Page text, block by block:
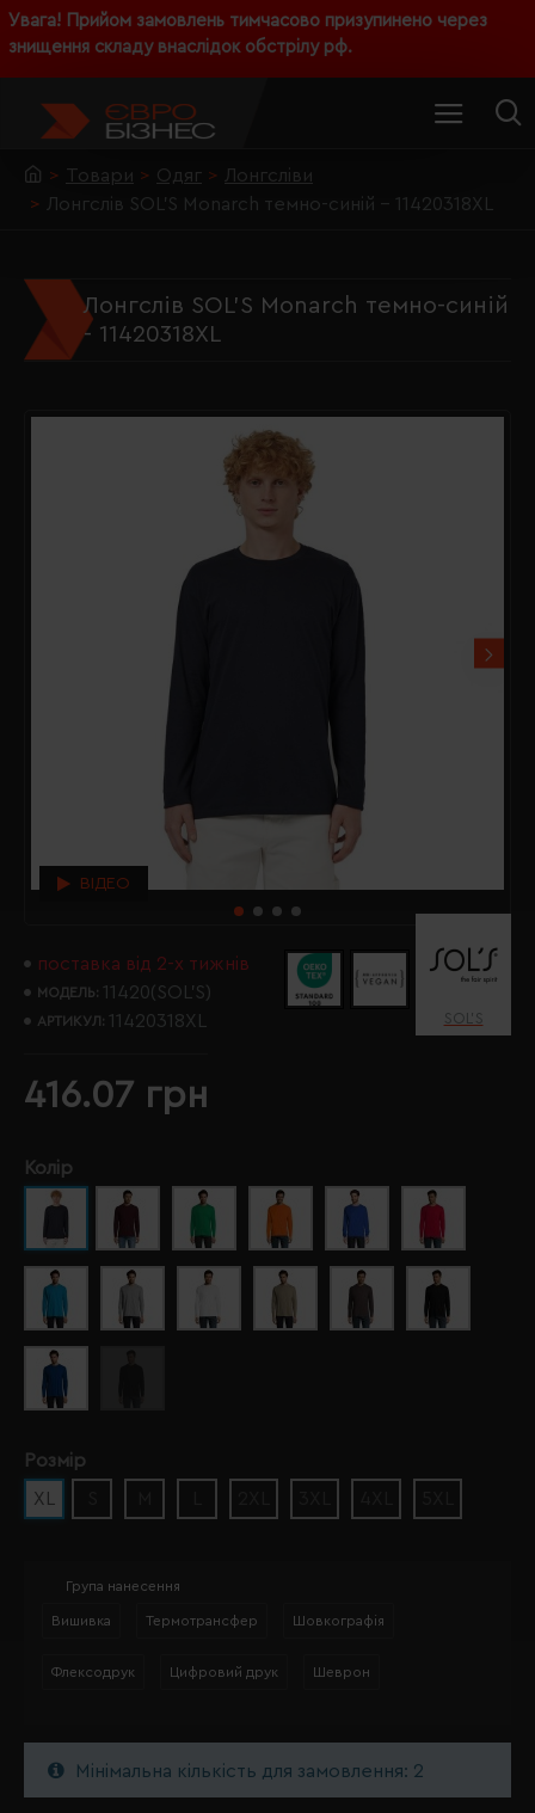
Увага! Прийом замовлень тимчасово призупинено через
знищення складу внаслідок обстрілу рф.
Товари Одяг
Лонгсліви
Лонгслів SOL'S Monarch темно-синій - 11420318XL
Лонгслів SOL'S Monarch темно-синій
- 11420318XL
ВІДЕО
поставка від 2-х тижнів
МОДЕЛЬ: 11420(SOL’S)
АРТИКУЛ: 11420318XL SOL’S
416.07 грн
Колір
Розмір
XL
Група нанесення
Вишивка Термотрансфер Шовкографія
Флексодрук Цифровий друк Шеврон
Мінімальна кількість для замовлення: 2